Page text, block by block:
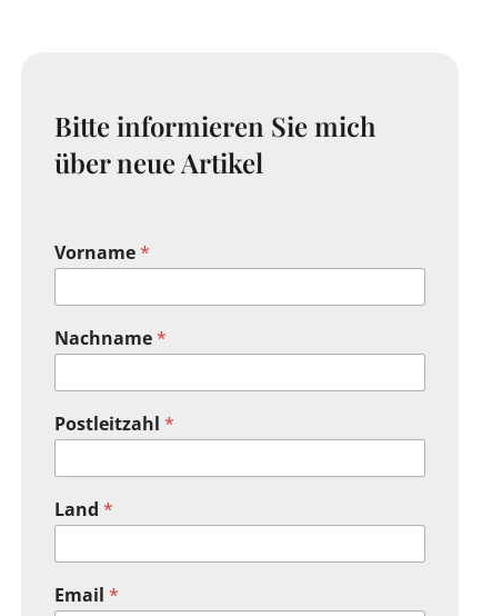
Bitte informieren Sie mich
über neue Artikel
Vorname*
Nachname*
Postleitzahl*
Land*
Email*